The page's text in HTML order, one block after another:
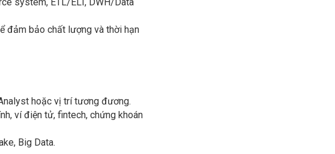
đảm bảo chất lượng và thời hạn
hoặc vị trí tương đương.
ví điện tử, fintech, chứng khoán
Big Data.